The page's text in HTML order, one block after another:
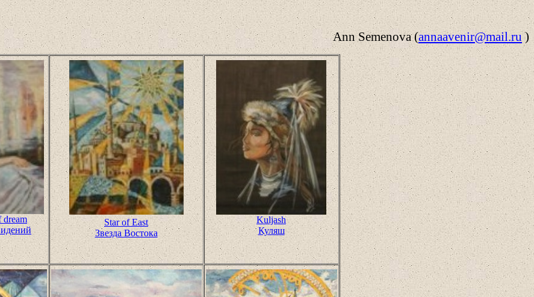
Ann Semenova (annaavenir@mail.ru)
dream
Star of East
Звезда Востока
Kuljash
Куляш